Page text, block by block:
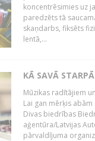
koncentrēsimies uz
paredzēts tā
skaņdarbs, fiksēts
lentā,...
KĀ SAVĀ
Mūzikas radītājiem
Lai gan mērķis
Divas biedrības
aģentūra/Latvijas
pārvaldījuma